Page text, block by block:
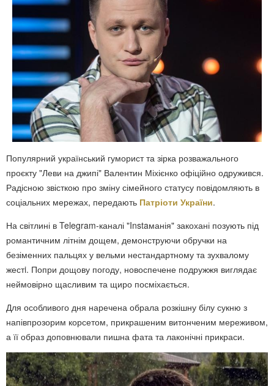
Популярний український гуморист та зірка розважального
проєкту "Леви на джипі" Валентин Міхієнко офіційно одружився.
Радісною звісткою про зміну сімейного статусу повідомляють в
соціальних мережах, передають Патріоти України.
На світлині в Telegram-каналі "Instaманія" закохані позують під
романтичним літнім дощем, демонструючи обручки на
безіменних пальцях у вельми нестандартному та зухвалому
жестi. Попри дощову погоду, новоспечене подружжя виглядає
неймовірно щасливим та щиро посміхається.
Для особливого дня наречена обрала розкішну білу сукню з
напівпрозорим корсетом, прикрашеним витонченим мереживом,
а її образ доповнювали пишна фата та лаконічні прикраси.